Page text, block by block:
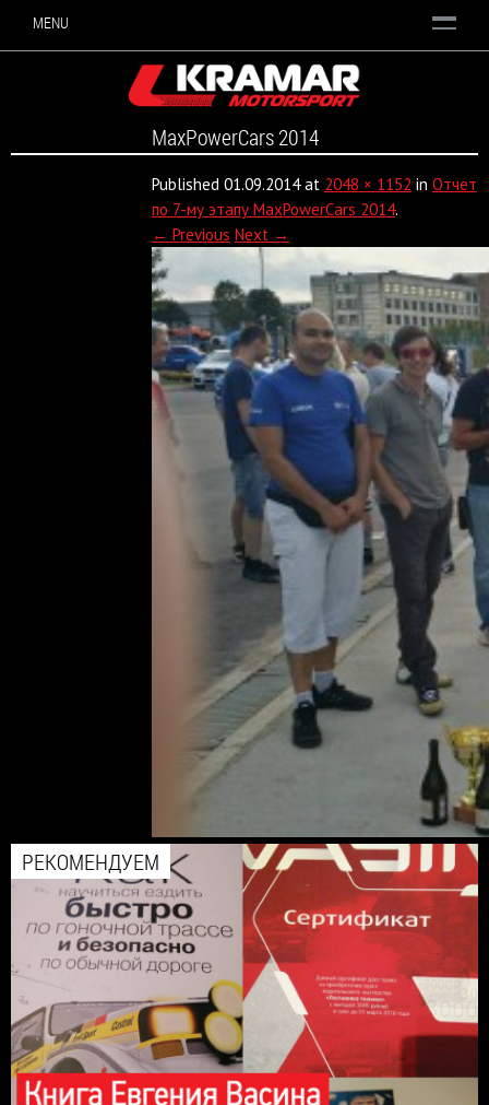
MENU
MaxPowerCars 2014
Published 01.09.2014at 2048 × 1152 in Отчет
по 7-му этапу MaxPowerCars 2014.
← Previous Next →
РЕКОМЕНДУЕМ